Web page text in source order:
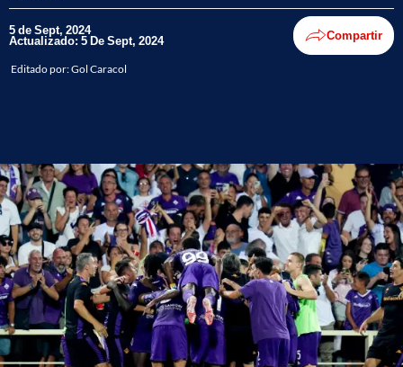
5 de Sept, 2024
Actualizado: 5 De Sept, 2024 Compartir
Editado por:Gol Caracol